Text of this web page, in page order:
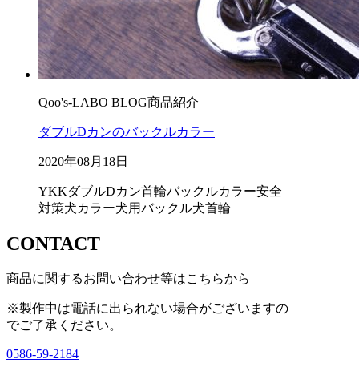
Qoo's-LABO BLOG商品紹介
ダブルDカンのバックルカラー
2020年08月18日
YKKダブルDカン首輪バックルカラー安全
対策犬カラー犬用バックル犬首輪
CONTACT
商品に関するお問い合わせ等はこちらから
※製作中は電話に出られない場合がございますの
でご了承ください。
0586-59-2184